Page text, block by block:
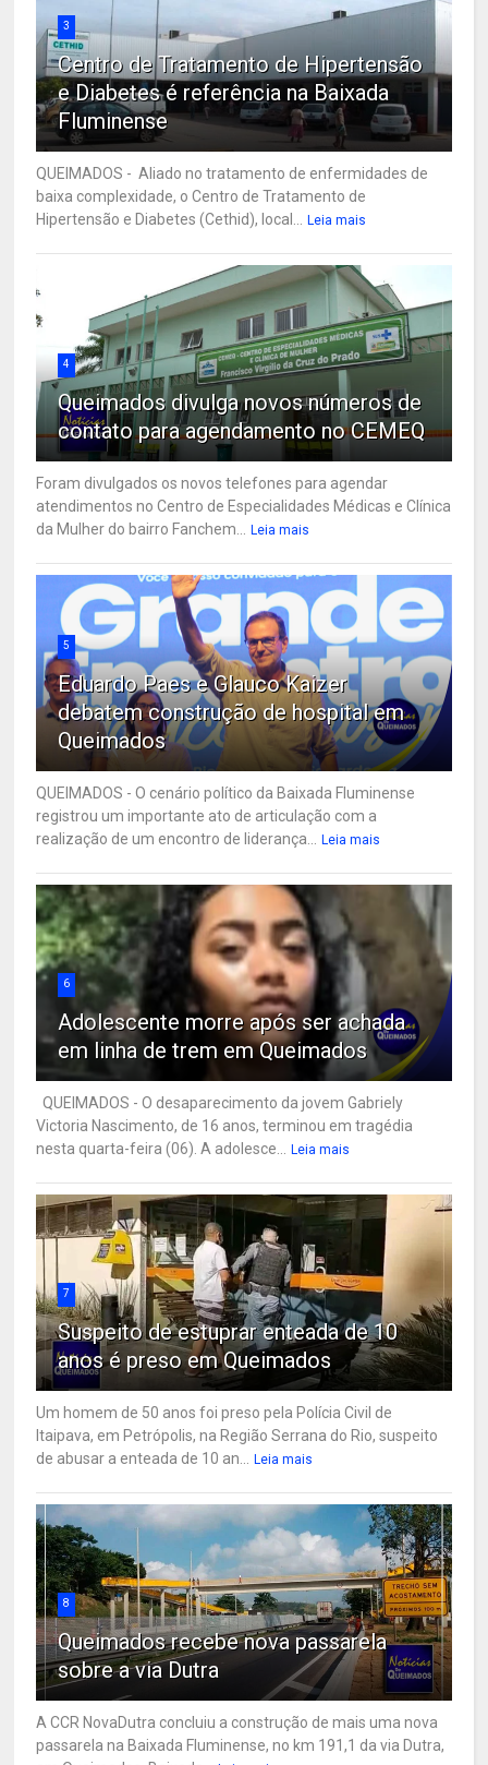
3
Centro de Tratamento de Hipertensão
e Diabetes é referência na Baixada
Fluminense
QUEIMADOS - Aliado no tratamento de enfermidades de
baixa complexidade, o Centro de Tratamento de
Hipertensão e Diabetes (Cethid), local...
Leia mais
4
Queimados divulga novos números de
contato para agendamento no CEMEQ
Foram divulgados os novos telefones para agendar
atendimentos no Centro de Especialidades Médicas e Clínica
da Mulher do bairro Fanchem...
Leia mais
5
Eduardo Paes e Glauco Kaizer
debatem construção de hospital em
Queimados
QUEIMADOS - O cenário político da Baixada Fluminense
registrou um importante ato de articulação com a
realização de um encontro de liderança...
Leia mais
6
Adolescente morre após ser achada
em linha de trem em Queimados
QUEIMADOS - O desaparecimento da jovem Gabriely
Victoria Nascimento, de 16 anos, terminou em tragédia
nesta quarta-feira (06). A adolesce...
Leia mais
7
Suspeito de estuprar enteada de 10
anos é preso em Queimados
Um homem de 50 anos foi preso pela Polícia Civil de
Itaipava, em Petrópolis, na Região Serrana do Rio, suspeito
de abusar a enteada de 10 an...
Leia mais
8
Queimados recebe nova passarela
sobre a via Dutra
A CCR NovaDutra concluiu a construção de mais uma nova
passarela na Baixada Fluminense, no km 191,1 da via Dutra,